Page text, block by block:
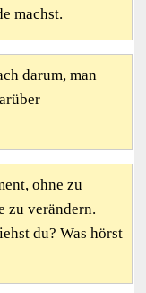
machst.
darum, man
ohne zu
zu verändern.
du? Was hörst